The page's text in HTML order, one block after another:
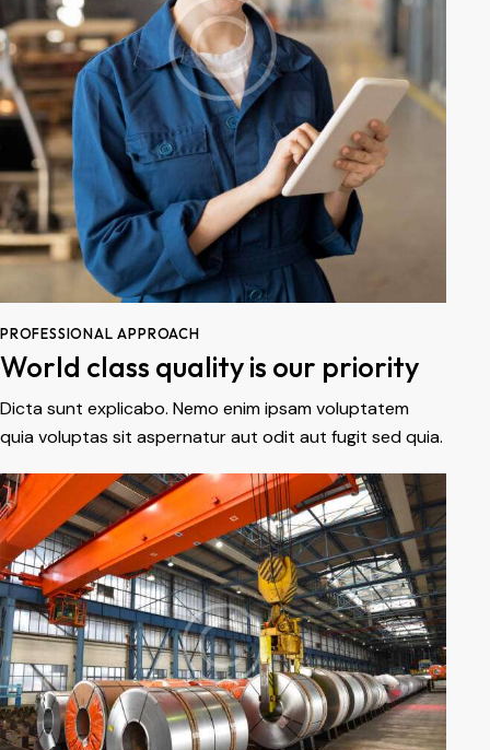
PROFESSIONAL APPROACH
World class quality is our priority
Dicta sunt explicabo. Nemo enim ipsam voluptatem
quia voluptas sit aspernatur aut odit aut fugit sed quia.